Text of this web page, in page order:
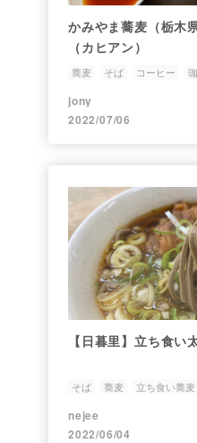
かみやま蕎麦（栃
（カヒアン）
蕎麦 そば コーヒー
jony
2022/07/06
【日暮里】立ち食い
そば 蕎麦 立ち食い蕎麦
nejee
2022/06/04